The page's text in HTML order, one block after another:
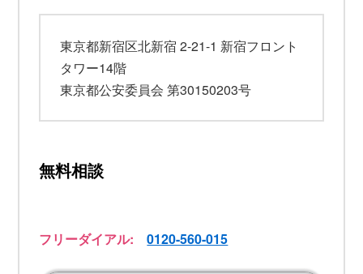
東京都新宿区北新宿 2-21-1 新宿フロント
タワー14階
東京都公安委員会 第30150203号
無料相談
フリーダイアル:0120-560-015